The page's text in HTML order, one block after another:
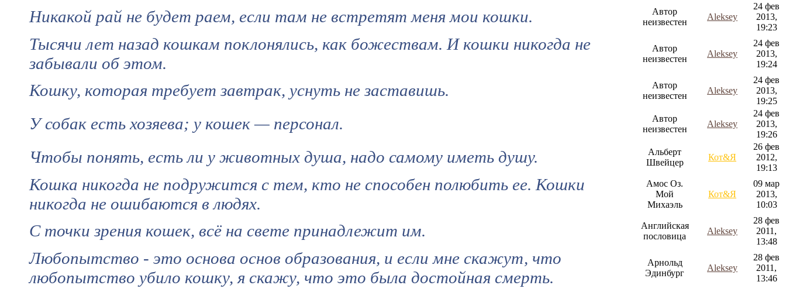
Никакой рай не будет раем, если там не встретят меня мои кошки.
Автор
неизвестен
Aleksey
24 фев
2013,
19:23
Тысячи лет назад кошкам поклонялись, как божествам. И кошки никогда не
забывали об этом.
Автор
неизвестен
Aleksey
24 фев
2013,
19:24
Кошку, которая требует завтрак, уснуть не заставишь.
Автор
неизвестен
Aleksey
24 фев
2013,
19:25
У собак есть хозяева; у кошек — персонал.
Автор
неизвестен
Aleksey
24 фев
2013,
19:26
Чтобы понять, есть ли у животных душа, надо самому иметь душу.
Альберт
Швейцер
Кот&Я
26 фев
2012,
19:13
Кошка никогда не подружится с тем, кто не способен полюбить ее. Кошки
никогда не ошибаются в людях.
Амос Оз.
Мой
Михаэль
Кот&Я
09 мар
2013,
10:03
С точки зрения кошек, всё на свете принадлежит им.
Английская
пословица
Aleksey
28 фев
2011,
13:48
Любопытство - это основа основ образования, и если мне скажут, что
любопытство убило кошку, я скажу, что это была достойная смерть.
Арнольд
Эдинбург
Aleksey
28 фев
2011,
13:46